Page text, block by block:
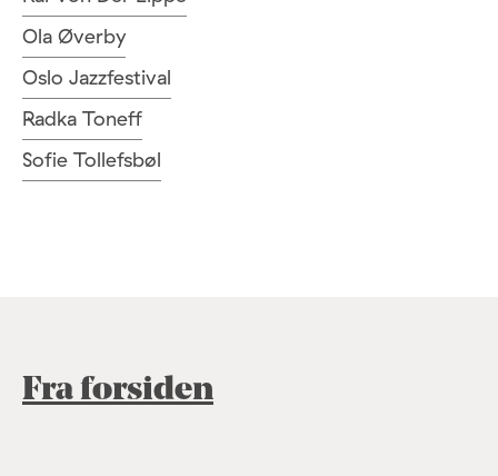
Ola Øverby
Oslo Jazzfestival
Radka Toneff
Sofie Tollefsbøl
Fra forsiden